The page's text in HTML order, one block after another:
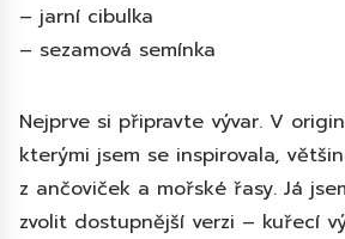
– jarní cibulka
– sezamová semínka
Nejprve si připravte vývar. V
kterými jsem se inspirovala,
z ančoviček a mořské řasy. Já
zvolit dostupnější verzi – kuřecí